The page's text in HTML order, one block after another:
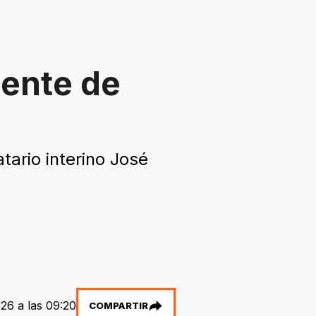
de
interino José
a las 09:20 COMPARTIR